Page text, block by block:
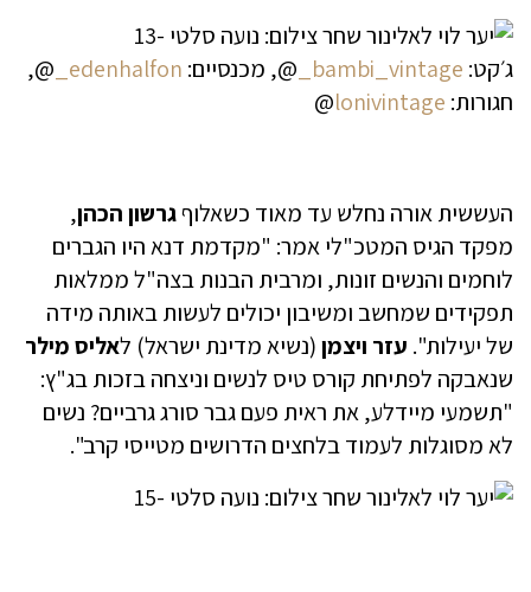
ג׳קט: bambi_vintage_ @, מכנסיים: edenhalfon_
@,
חגורות: lonivintage
@
העששית אורה נחלש עד מאוד כשאלוףגרשון הכהן,
מפקד הגיס המטכ"לי אמר: "מקדמת דנא היו הגברים
לוחמים והנשים זונות, ומרבית הבנות בצה"ל ממלאות
תפקידים שמחשב ומשיבון יכולים לעשות באותה מידה
של יעילות". עזר ויצמן(נשיא מדינת ישראל) לאליס מילר
שנאבקה לפתיחת קורס טיס לנשים וניצחה בזכות בג"ץ:
"תשמעי מיידלע, את ראית פעם גבר סורג גרביים? נשים
לא מסוגלות לעמוד בלחצים הדרושים מטייסי קרב".